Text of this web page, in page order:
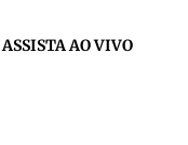
ASSISTA AO VIVO